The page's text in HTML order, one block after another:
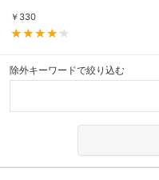
￥ 330
除外キーワードで絞り込む